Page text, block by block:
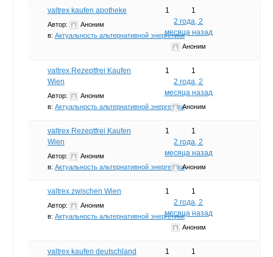
valtrex kaufen apotheke
Автор:
Аноним
в: Актуальность альтернативной энергетики
1
1
2 года, 2
месяца назад
Аноним
valtrex Rezeptfrei Kaufen
Wien
Автор:
Аноним
в: Актуальность альтернативной энергетики
1
1
2 года, 2
месяца назад
Аноним
valtrex Rezeptfrei Kaufen
Wien
Автор:
Аноним
в: Актуальность альтернативной энергетики
1
1
2 года, 2
месяца назад
Аноним
valtrex zwischen Wien
Автор:
Аноним
в: Актуальность альтернативной энергетики
1
1
2 года, 2
месяца назад
Аноним
valtrex kaufen deutschland 1
1